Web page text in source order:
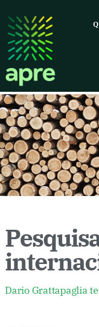
Dario Grattapaglia